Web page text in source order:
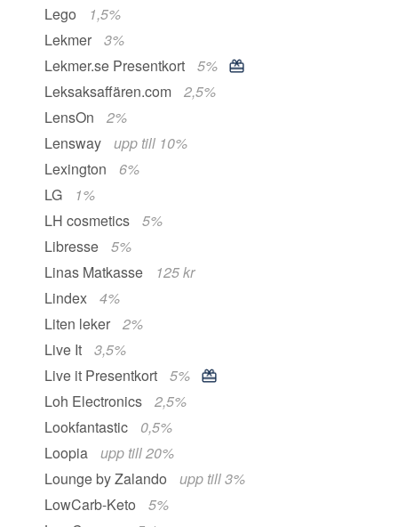
Lego
1,5%
Lekmer
3%
Lekmer.se Presentkort
5%
Leksaksaffären.com
2,5%
LensOn
2%
Lensway
upp till 10%
Lexington
6%
LG
1%
LH cosmetics
5%
Libresse
5%
Linas Matkasse
125 kr
Lindex
4%
Liten leker
2%
Live It
3,5%
Live it Presentkort
5%
Loh Electronics
2,5%
Lookfantastic
0,5%
Loopia
upp till 20%
Lounge by Zalando
upp till 3%
LowCarb-Keto
5%